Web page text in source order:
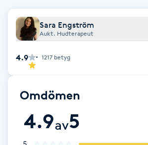
Fettreducering
Fibromassage
Fotsvamp
Sara Engström
Aukt. Hudterapeut
4.9 1217 betyg
Omdömen
4.9av5